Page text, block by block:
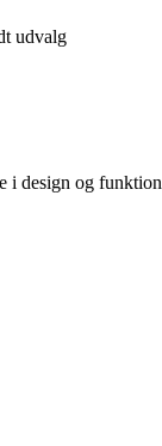
udvalg
i design og funktion